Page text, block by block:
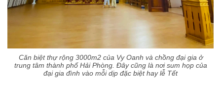
Căn biệt thự rộng 3000m2 của Vy Oanh và chồng đại gia ở
trung tâm thành phố Hải Phòng. Đây cũng là nơi sum họp của
đại gia đình vào mỗi dịp đặc biệt hay lễ Tết